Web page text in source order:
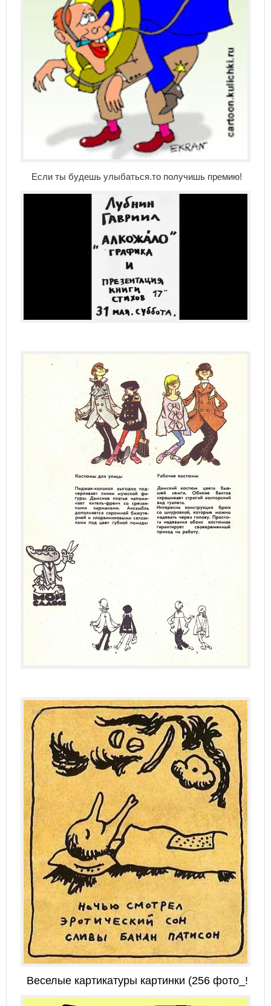
Если ты будешь улыбаться.то получишь премию!
Веселые картикатуры картинки (256 фото_!